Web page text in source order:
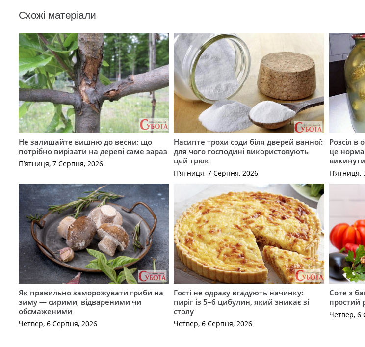
Схожі матеріали
Не залишайте вишню до весни: що
потрібно вирізати на дереві саме зараз
П’ятниця, 7 Серпня, 2026
Насипте трохи соди біля дверей ванної:
для чого господині використовують
цей трюк
П’ятниця, 7 Серпня, 2026
Розсіл в
це
викинути
Як правильно заморожувати гриби на
зиму — сирими, відвареними чи
обсмаженими
Четвер, 6 Серпня, 2026
Гості не одразу вгадують начинку:
пиріг із 5–6 цибулин, який зникає зі
столу
Четвер, 6 Серпня, 2026
Соте з
простий
Четвер, 6